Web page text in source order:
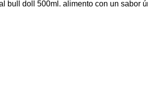
bull doll 500ml. alimento con un sabor